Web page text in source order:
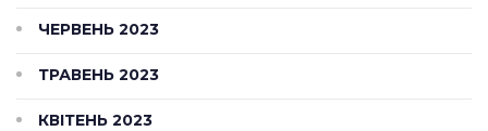
ЧЕРВЕНЬ 2023
ТРАВЕНЬ 2023
КВІТЕНЬ 2023